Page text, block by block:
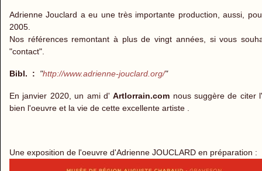
Adrienne Jouclard a eu une très importante production, aussi,
2005.
Nos références remontant à plus de vingt années, si vous
"contact".
Bibl. : "http://www.adrienne-jouclard.org/"
En janvier 2020, un ami d'Artlorrain.com nous suggère de citer
bien l'oeuvre et la vie de cette excellente artiste .
Une exposition de l'oeuvre d'Adrienne JOUCLARD en